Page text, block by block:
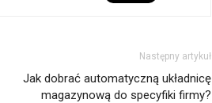
Następny artykuł
Jak dobrać automatyczną układnicę
magazynową do specyfiki firmy?